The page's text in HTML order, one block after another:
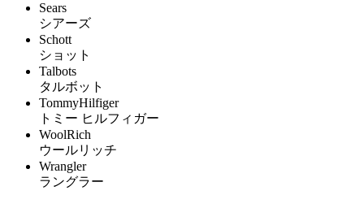
Sears
シアーズ
Schott
ショット
Talbots
タルボット
TommyHilfiger
トミー ヒルフィガー
WoolRich
ウールリッチ
Wrangler
ラングラー